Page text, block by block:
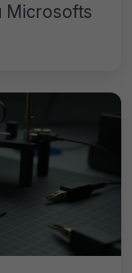
Microsofts